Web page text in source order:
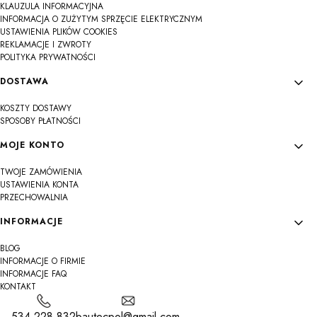
KLAUZULA INFORMACYJNA
INFORMACJA O ZUŻYTYM SPRZĘCIE ELEKTRYCZNYM
USTAWIENIA PLIKÓW COOKIES
REKLAMACJE I ZWROTY
POLITYKA PRYWATNOŚCI
DOSTAWA
KOSZTY DOSTAWY
SPOSOBY PŁATNOŚCI
MOJE KONTO
TWOJE ZAMÓWIENIA
USTAWIENIA KONTA
PRZECHOWALNIA
INFORMACJE
BLOG
INFORMACJE O FIRMIE
INFORMACJE FAQ
KONTAKT